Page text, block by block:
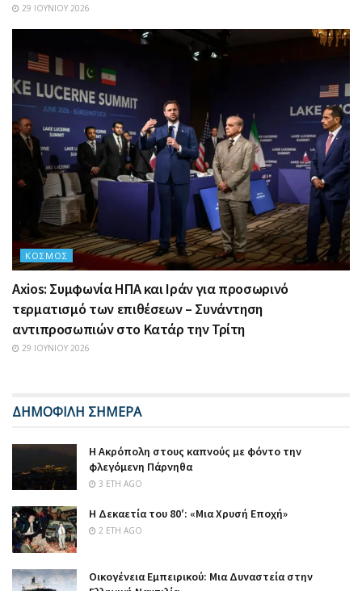
29 ΙΟΥΝΊΟΥ 2026
ΚΌΣΜΟΣ
Axios: Συμφωνία ΗΠΑ και Ιράν για προσωρινό
τερματισμό των επιθέσεων – Συνάντηση
αντιπροσωπιών στο Κατάρ την Τρίτη
29 ΙΟΥΝΊΟΥ 2026
ΔΗΜΟΦΙΛΗ ΣΗΜΕΡΑ
Η Ακρόπολη στους καπνούς με φόντο την
φλεγόμενη Πάρνηθα
3 ΈΤΗ AGO
Η Δεκαετία του 80′: «Μια Χρυσή Εποχή»
2 ΈΤΗ AGO
Οικογένεια Εμπειρικού: Μια Δυναστεία στην